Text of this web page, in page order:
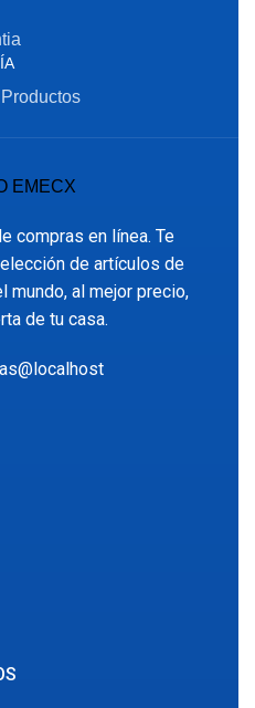
compras en línea. Te
de artículos de
mundo, al mejor precio,
de tu casa.